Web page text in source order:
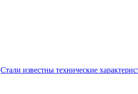
Стали известны технические